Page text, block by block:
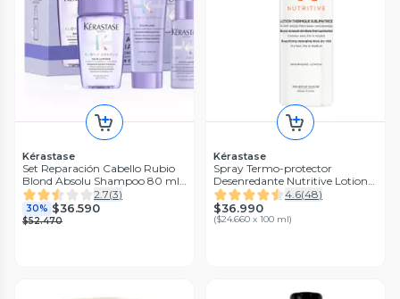
Kérastase
Set Reparación Cabello Rubio
Blond Absolu Shampoo 80 ml
+ Acondicionador 75 ml +
Serum 45 ml
2.7(3)
30% $36.590
$52.470
Kérastase
Spray Termo-protector
Desenredante Nutritive Lotion
Thermique Sublimatrice 150 ml
4.6(48)
$36.990
($24.660 x 100 ml)